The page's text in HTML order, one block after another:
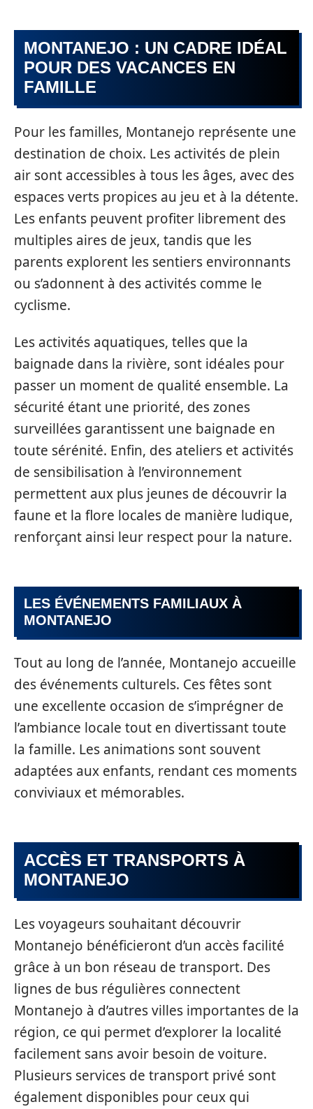
MONTANEJO : UN CADRE IDÉAL
POUR DES VACANCES EN
FAMILLE
Pour les familles, Montanejo représente une
destination de choix. Les activités de plein
air sont accessibles à tous les âges, avec des
espaces verts propices au jeu et à la détente.
Les enfants peuvent profiter librement des
multiples aires de jeux, tandis que les
parents explorent les sentiers environnants
ou s’adonnent à des activités comme le
cyclisme.
Les activités aquatiques, telles que la
baignade dans la rivière, sont idéales pour
passer un moment de qualité ensemble. La
sécurité étant une priorité, des zones
surveillées garantissent une baignade en
toute sérénité. Enfin, des ateliers et activités
de sensibilisation à l’environnement
permettent aux plus jeunes de découvrir la
faune et la flore locales de manière ludique,
renforçant ainsi leur respect pour la nature.
LES ÉVÉNEMENTS FAMILIAUX À
MONTANEJO
Tout au long de l’année, Montanejo accueille
des événements culturels. Ces fêtes sont
une excellente occasion de s’imprégner de
l’ambiance locale tout en divertissant toute
la famille. Les animations sont souvent
adaptées aux enfants, rendant ces moments
conviviaux et mémorables.
ACCÈS ET TRANSPORTS À
MONTANEJO
Les voyageurs souhaitant découvrir
Montanejo bénéficieront d’un accès facilité
grâce à un bon réseau de transport. Des
lignes de bus régulières connectent
Montanejo à d’autres villes importantes de la
région, ce qui permet d’explorer la localité
facilement sans avoir besoin de voiture.
Plusieurs services de transport privé sont
également disponibles pour ceux qui